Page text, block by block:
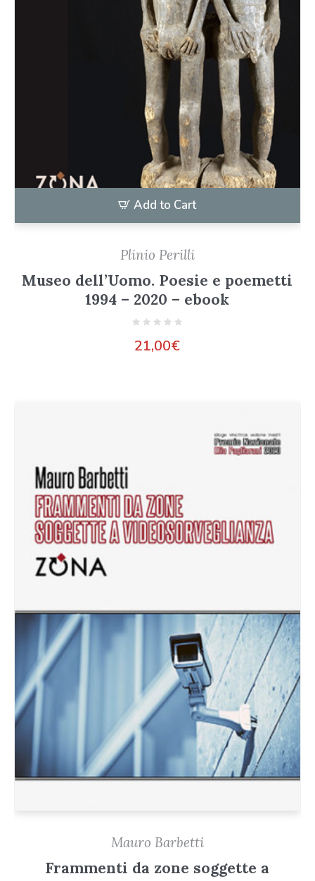
Add to Cart
Plinio Perilli
Museo dell’Uomo. Poesie e poemetti
1994 – 2020 – ebook
21,00€
Mauro Barbetti
Frammenti da zone soggette a